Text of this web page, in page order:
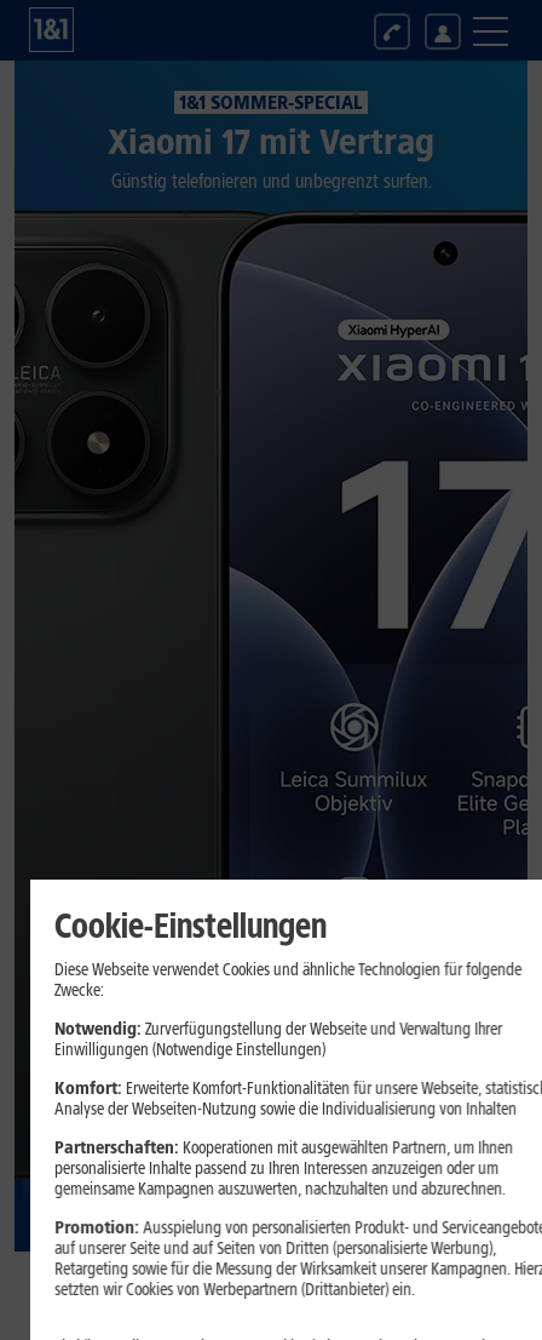
1&1 SOMMER-SPECIAL
Xiaomi 17 mit Vertrag
Günstig telefonieren und unbegrenzt surfen.
37,
99
Cookie-Einstellungen
Diese Webseite verwendet Cookies und ähnliche Technologien für folgende
Zwecke:
Notwendig: Zurverfügungstellung der Webseite und Verwaltung Ihrer
Einwilligungen (Notwendige Einstellungen)
Komfort: Erweiterte Komfort-Funktionalitäten für unsere Webseite,
Analyse der Webseiten-Nutzung sowie die Individualisierung von Inhalten
Partnerschaften: Kooperationen mit ausgewählten Partnern, um Ihnen
personalisierte Inhalte passend zu Ihren Interessen anzuzeigen oder um
gemeinsame Kampagnen auszuwerten, nachzuhalten und abzurechnen.
Promotion:Ausspielung von personalisierten Produkt- und
auf unserer Seite und auf Seiten von Dritten (personalisierte Werbung),
Retargeting sowie für die Messung der Wirksamkeit unserer Kampagnen.
setzten wir Cookies von Werbepartnern (Drittanbieter) ein.